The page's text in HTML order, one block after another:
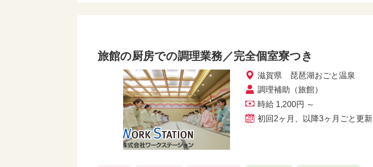
旅館の厨房での調理業務／完全個室寮つき
滋賀県 琵琶湖おごと温泉
調理補助（旅館）
時給 1,200円 ～
初回2ヶ月、以降3ヶ月ごと更新